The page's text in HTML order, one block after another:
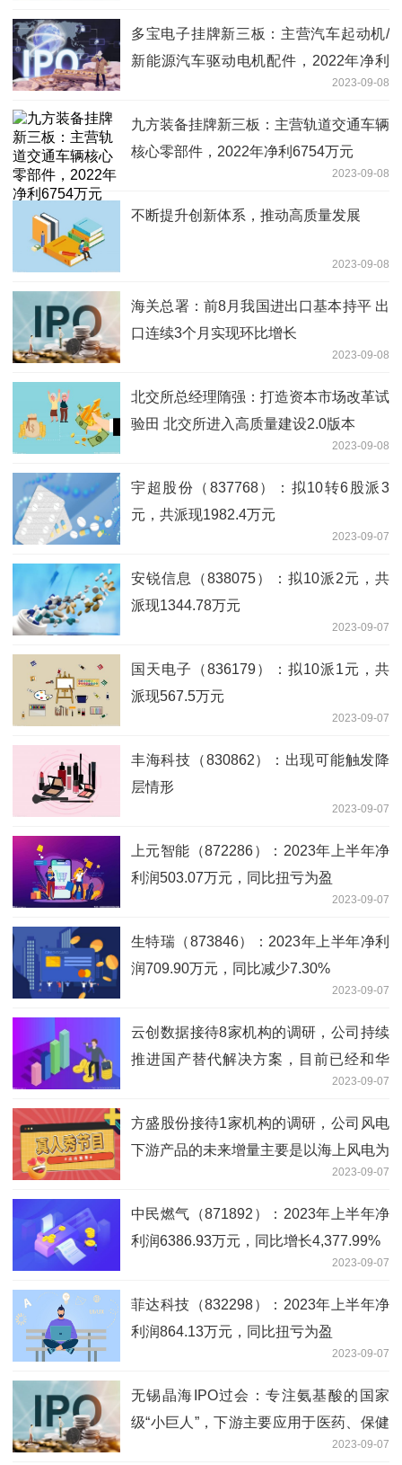
多宝电子挂牌新三板：主营汽车起动机/
新能源汽车驱动电机配件，2022年净利
2023-09-08
九方装备挂牌新三板：主营轨道交通车辆
核心零部件，2022年净利6754万元
2023-09-08
不断提升创新体系，推动高质量发展
2023-09-08
海关总署：前8月我国进出口基本持平 出
口连续3个月实现环比增长
2023-09-08
北交所总经理隋强：打造资本市场改革试
验田 北交所进入高质量建设2.0版本
2023-09-08
宇超股份（837768）：拟10转6股派3
元，共派现1982.4万元
2023-09-07
安锐信息（838075）：拟10派2元，共
派现1344.78万元
2023-09-07
国天电子（836179）：拟10派1元，共
派现567.5万元
2023-09-07
丰海科技（830862）：出现可能触发降
层情形
2023-09-07
上元智能（872286）：2023年上半年净
利润503.07万元，同比扭亏为盈
2023-09-07
生特瑞（873846）：2023年上半年净利
润709.90万元，同比减少7.30%
2023-09-07
云创数据接待8家机构的调研，公司持续
推进国产替代解决方案，目前已经和华
为、海光、鲲鹏、中科等公司达成合作关
系
2023-09-07
方盛股份接待1家机构的调研，公司风电
下游产品的未来增量主要是以海上风电为
2023-09-07
中民燃气（871892）：2023年上半年净
利润6386.93万元，同比增长4,377.99%
2023-09-07
菲达科技（832298）：2023年上半年净
利润864.13万元，同比扭亏为盈
2023-09-07
无锡晶海IPO过会：专注氨基酸的国家
级“小巨人”，下游主要应用于医药、保健
2023-09-07